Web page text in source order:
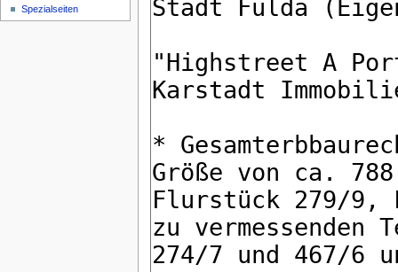
Spezialseiten